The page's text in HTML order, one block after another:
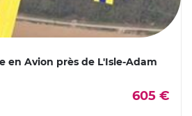
en Avion près de L'Isle-Adam
605 €